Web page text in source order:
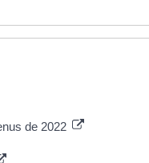
de 2022